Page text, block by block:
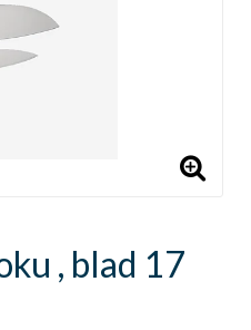
, blad 17